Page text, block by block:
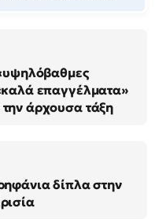
επαγγέλματα»
άρχουσα τάξη
δίπλα στην